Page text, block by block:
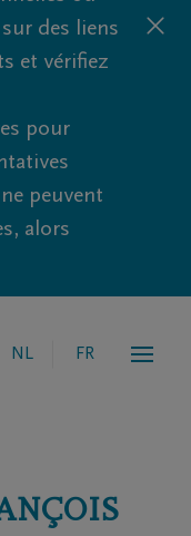
des liens
et vérifiez
pour
peuvent
alors
NL FR